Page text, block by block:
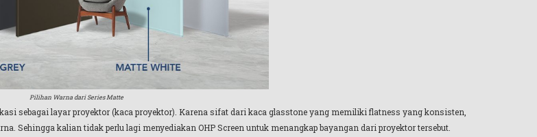
Pilihan Warna dari Series Matte
sebagai layar proyektor (kaca proyektor). Karena sifat dari kaca glasstone yang memiliki flatness yang konsisten,
Sehingga kalian tidak perlu lagi menyediakan OHP Screen untuk menangkap bayangan dari proyektor tersebut.